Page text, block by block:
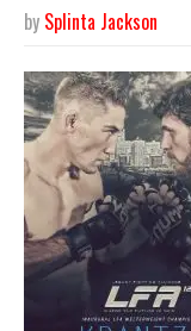
by Splinta Jackson